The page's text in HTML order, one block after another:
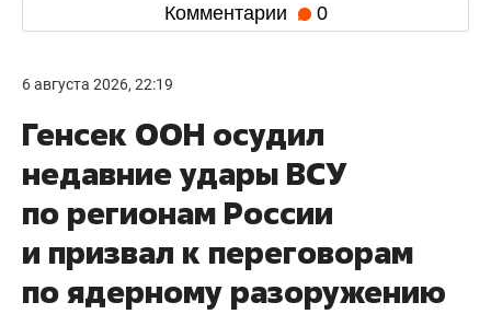
Комментарии 0
6 августа 2026, 22:19
Генсек ООН осудил
недавние удары ВСУ
по регионам России
и призвал к переговорам
по ядерному разоружению